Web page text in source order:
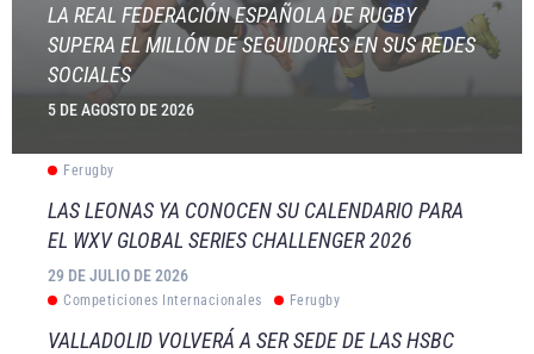
LA REAL FEDERACIÓN ESPAÑOLA DE RUGBY
SUPERA EL MILLÓN DE SEGUIDORES EN SUS REDES
SOCIALES
5 DE AGOSTO DE 2026
Ferugby
LAS LEONAS YA CONOCEN SU CALENDARIO PARA
EL WXV GLOBAL SERIES CHALLENGER 2026
29 DE JULIO DE 2026
Competiciones Internacionales Ferugby
VALLADOLID VOLVERÁ A SER SEDE DE LAS HSBC